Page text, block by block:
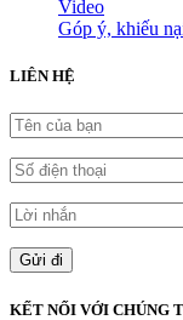
Video
Góp ý, khiếu
LIÊN HỆ
KẾT NỐI VỚI CHÚNG